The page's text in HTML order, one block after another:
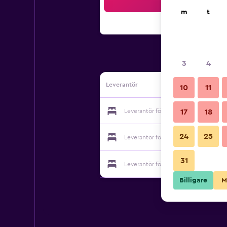
Leverantör
Leverantör för Shizen Spa Resort
Leverantör för Shizen Spa Resort
Leverantör för Shizen Spa Resort
m t
3 4
10 11
17 18
24 25
31
Billigare